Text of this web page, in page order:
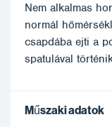
Nem alkalmas
normál
csapdába ejti a
spatulával
Műszaki adatok